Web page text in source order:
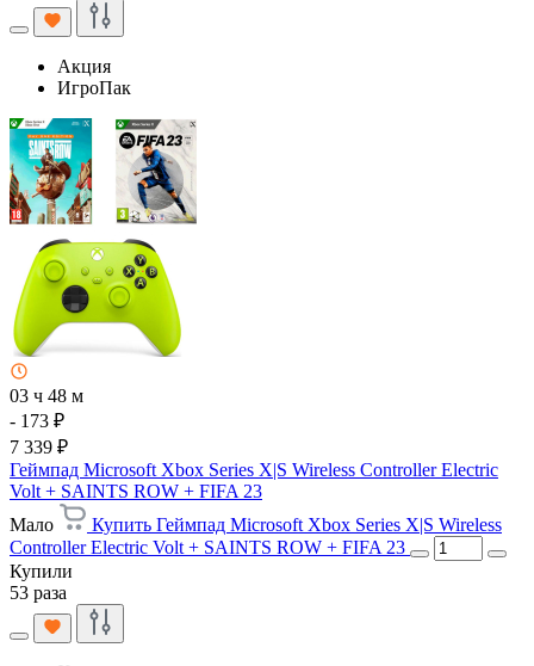
Акция
ИгроПак
03 ч 48 м
- 173 ₽
7 339 ₽
Геймпад Microsoft Xbox Series X|S Wireless Controller Electric
Volt + SAINTS ROW + FIFA 23
Мало
Купить Геймпад Microsoft Xbox Series X|S Wireless
Controller Electric Volt + SAINTS ROW + FIFA 23
Купили
53 раза